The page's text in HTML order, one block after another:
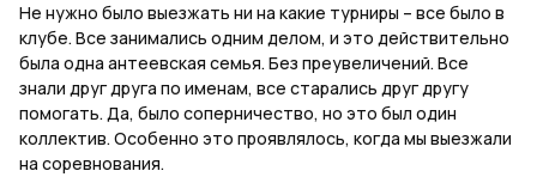
Не нужно было выезжать ни на какие турниры – все было в
клубе. Все занимались одним делом, и это действительно
была одна антеевская семья. Без преувеличений. Все
знали друг друга по именам, все старались друг другу
помогать. Да, было соперничество, но это был один
коллектив. Особенно это проявлялось, когда мы выезжали
на соревнования.